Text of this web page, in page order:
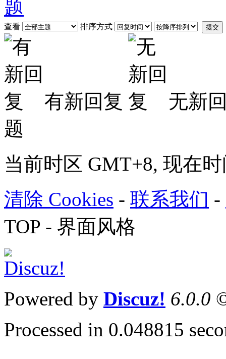
查看 排序方式 提交
有新回复
无新
题
当前时区 GMT+8, 现在
清除 Cookies - 联系我们 -
TOP - 界面风格
Powered by Discuz! 6.0.0
Processed in 0.048815